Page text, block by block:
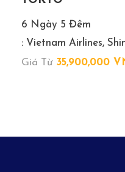
Phương tiện vận
Tiền khuân vác vali
6 Ngày 5 Đêm
: Vietnam Airlines,
Giá Từ 35,900,000